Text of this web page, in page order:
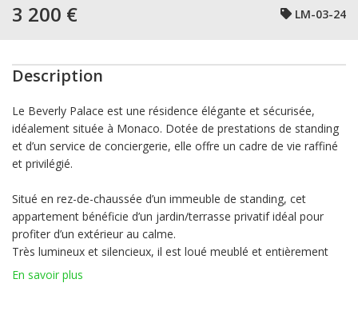
3 200 € LM-03-24
Description
Le Beverly Palace est une résidence élégante et sécurisée,
idéalement située à Monaco. Dotée de prestations de standing
et d’un service de conciergerie, elle offre un cadre de vie raffiné
et privilégié.
Situé en rez-de-chaussée d’un immeuble de standing, cet
appartement bénéficie d’un jardin/terrasse privatif idéal pour
profiter d’un extérieur au calme.
Très lumineux et silencieux, il est loué meublé et entièrement
équipé : canapé-lit, cuisine aménagée, salle de bains en
marbre avec baignoire et douche, climatisation réversible, lave-
En savoir plus